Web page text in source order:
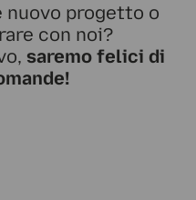
nuovo progetto o
con noi?
saremo felici di